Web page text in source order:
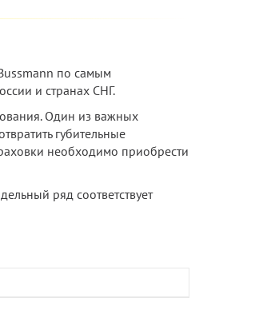
по самым
и странах СНГ.
Один из важных
губительные
необходимо приобрести
ряд соответствует